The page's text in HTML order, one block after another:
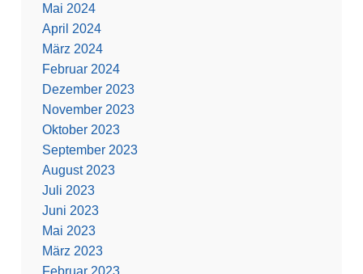
Mai 2024
April 2024
März 2024
Februar 2024
Dezember 2023
November 2023
Oktober 2023
September 2023
August 2023
Juli 2023
Juni 2023
Mai 2023
März 2023
Februar 2023